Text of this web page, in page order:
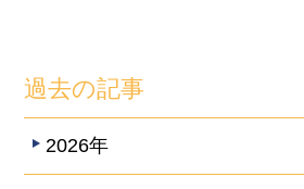
過去の記事
2026年